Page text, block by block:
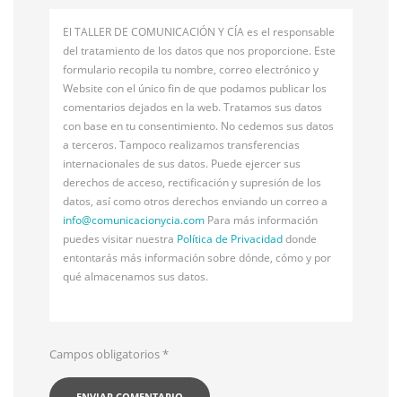
El TALLER DE COMUNICACIÓN Y CÍA es el responsable
del tratamiento de los datos que nos proporcione. Este
formulario recopila tu nombre, correo electrónico y
Website con el único fin de que podamos publicar los
comentarios dejados en la web. Tratamos sus datos
con base en tu consentimiento. No cedemos sus datos
a terceros. Tampoco realizamos transferencias
internacionales de sus datos. Puede ejercer sus
derechos de acceso, rectificación y supresión de los
datos, así como otros derechos enviando un correo a
info@comunicacionycia.com Para más información
puedes visitar nuestra Política de Privacidaddonde
entontarás más información sobre dónde, cómo y por
qué almacenamos sus datos.
Campos obligatorios*